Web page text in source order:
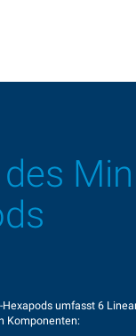
umfasst 6
Komponenten: